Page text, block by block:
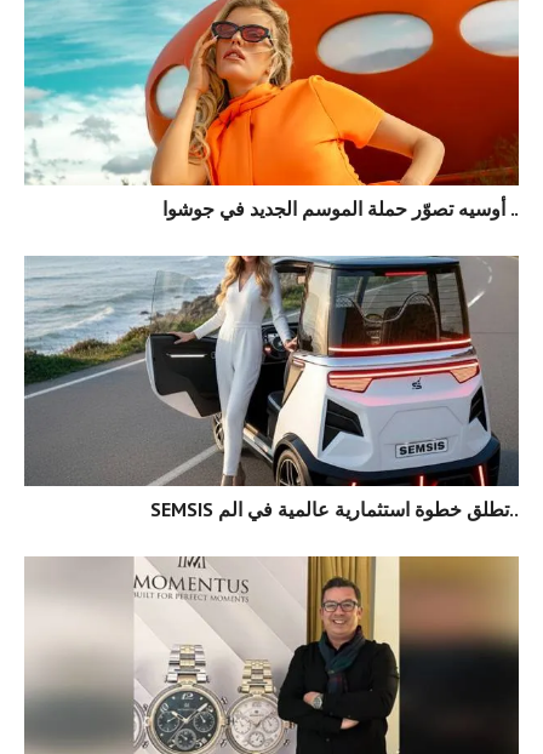
أوسيه تصوّر حملة الموسم الجديد في جوشوا ..
SEMSIS تطلق خطوة استثمارية عالمية في الم..